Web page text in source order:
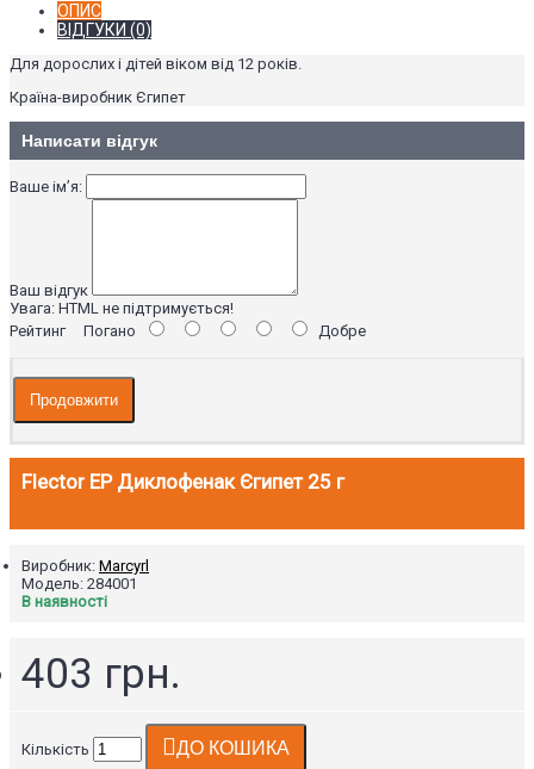
ОПИС
ВІДГУКИ (0)
Для дорослих і дітей віком від 12 років.
Країна-виробник Єгипет
Написати відгук
Ваше ім’я:
Ваш відгук
Увага: HTML не підтримується!
РейтингПогано Добре
Продовжити
Flector EP Диклофенак Єгипет 25 г
Виробник: Marcyrl
Модель: 284001
В наявності
403 грн.
Кількість ДО КОШИКА